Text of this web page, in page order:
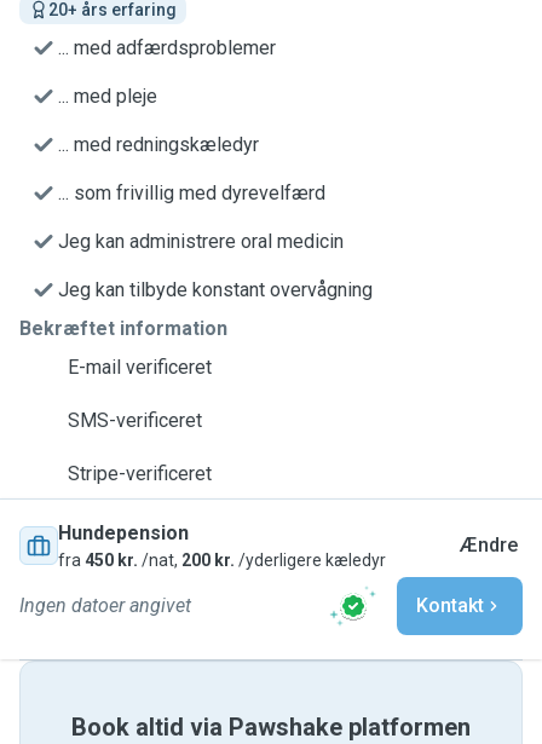
20+ års erfaring
... med adfærdsproblemer
... med pleje
... med redningskæledyr
... som frivillig med dyrevelfærd
Jeg kan administrere oral medicin
Jeg kan tilbyde konstant overvågning
Bekræftet information
E-mail verificeret
SMS-verificeret
Stripe-verificeret
Hundepension
fra 450 kr. /nat, 200 kr. /yderligere kæledyr
Ændre
Ingen datoer angivet Kontakt
Book altid via Pawshake platformen